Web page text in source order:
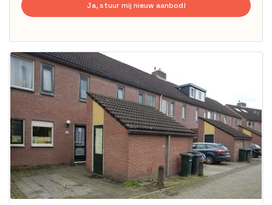
Ja, stuur mij nieuw aanbod!
Deze woning
waarschijnlijk
al verhuurd
Om kans te
maken moet je
binnen 15
minuten
reageren.
Stekkies helpt